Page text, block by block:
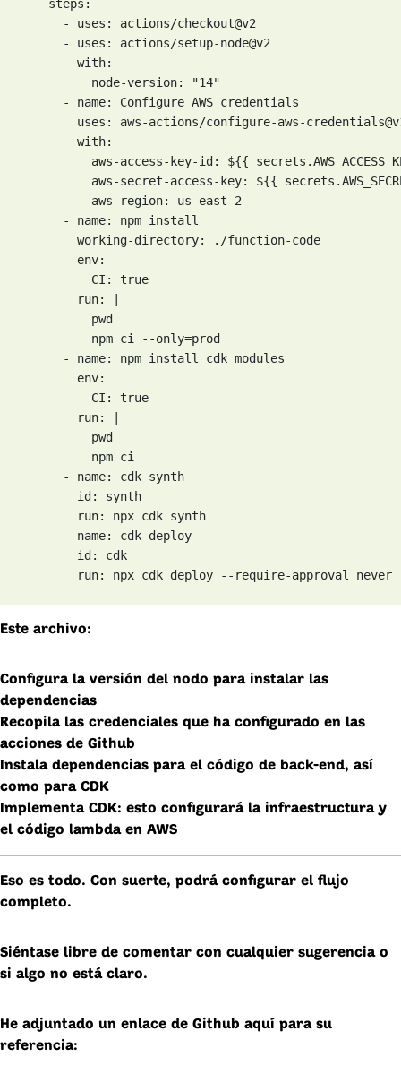
    steps:
      - uses: actions/checkout@v2
      - uses: actions/setup-node@v2
        with:
          node-version: "14"
      - name: Configure AWS credentials
uses: aws-actions/configure-aws-
        with:
aws-access-key-id: ${{
aws-secret-access-key: ${{
          aws-region: us-east-2
      - name: npm install
        working-directory: ./function-code
        env:
          CI: true
        run: |
          pwd
          npm ci --only=prod
      - name: npm install cdk modules
        env:
          CI: true
        run: |
          pwd
          npm ci
      - name: cdk synth
        id: synth
        run: npx cdk synth
      - name: cdk deploy
        id: cdk
        run: npx cdk deploy --require-approval never
Este archivo:
Configura la versión del nodo para instalar las
dependencias
Recopila las credenciales que ha configurado en las
acciones de Github
Instala dependencias para el código de back-end, así
como para CDK
Implementa CDK: esto configurará la infraestructura y
el código lambda en AWS
Eso es todo. Con suerte, podrá configurar el flujo
completo.
Siéntase libre de comentar con cualquier sugerencia o
si algo no está claro.
He adjuntado un enlace de Github aquí para su
referencia: